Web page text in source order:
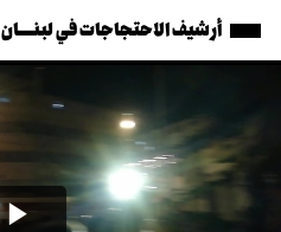
أرشيف الاحتجاجات في لبنــــان